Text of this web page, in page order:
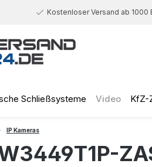
Kostenloser Versand ab 1000
Schließsysteme Video KfZ-
IP Kameras